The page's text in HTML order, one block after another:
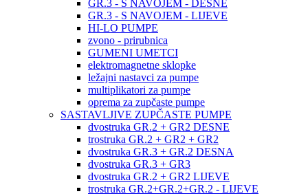
GR.3 - S NAVOJEM - DESNE
GR.3 - S NAVOJEM - LIJEVE
HI-LO PUMPE
zvono - prirubnica
GUMENI UMETCI
elektromagnetne sklopke
ležajni nastavci za pumpe
multiplikatori za pumpe
oprema za zupčaste pumpe
SASTAVLJIVE ZUPČASTE PUMPE
dvostruka GR.2 + GR2 DESNE
trostruka GR.2 + GR2 + GR2
dvostruka GR.3 + GR.2 DESNA
dvostruka GR.3 + GR3
dvostruka GR.2 + GR2 LIJEVE
trostruka GR.2+GR.2+GR.2 - LIJEVE